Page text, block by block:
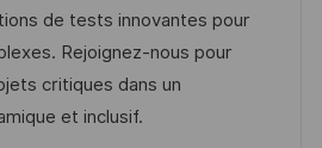
o
r
i
e
de tests innovantes pour
Rejoignez-nous pour
critiques dans un
et inclusif.